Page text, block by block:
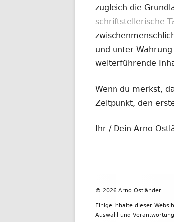
zugleich die
schriftstellerische
und unter
weiterführende
Wenn du merkst,
Zeitpunkt, den
Ihr / Dein Arno
Inhalt
© 2026 Arno Ostländer
Einige Inhalte dieser
Auswahl und